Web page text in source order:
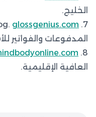
الخليج.
7. GlossGenius Blog.
glossgenius.com
المدفوعات والفواتير
8. Mindbody.
العافية الإقليمية.